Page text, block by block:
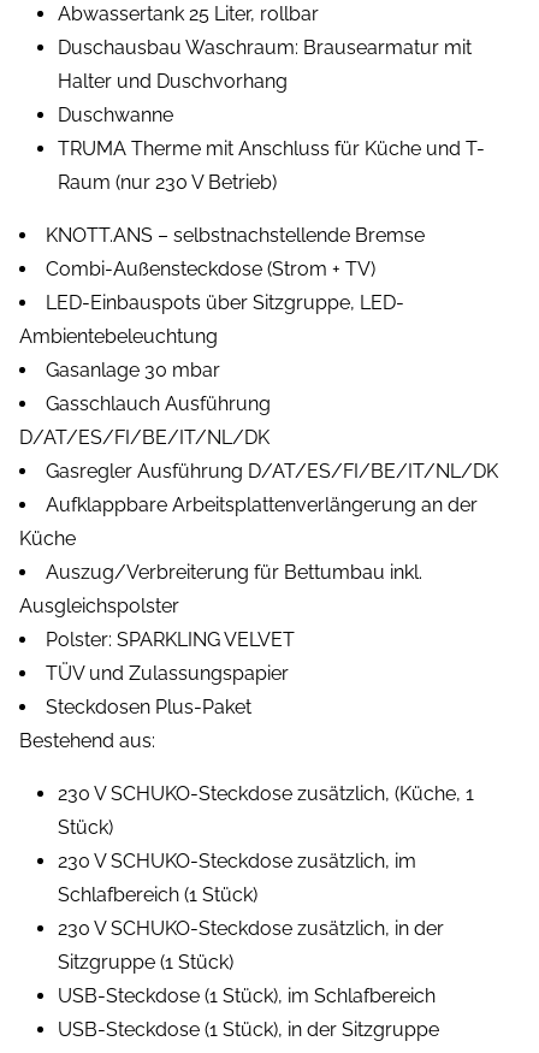
Abwassertank 25 Liter, rollbar
Duschausbau Waschraum: Brausearmatur mit
Halter und Duschvorhang
Duschwanne
TRUMA Therme mit Anschluss für Küche und T-
Raum (nur 230 V Betrieb)
KNOTT.ANS – selbstnachstellende Bremse
Combi-Außensteckdose (Strom + TV)
LED-Einbauspots über Sitzgruppe, LED-
Ambientebeleuchtung
Gasanlage 30 mbar
Gasschlauch Ausführung
D/AT/ES/FI/BE/IT/NL/DK
Gasregler Ausführung D/AT/ES/FI/BE/IT/NL/DK
Aufklappbare Arbeitsplattenverlängerung an der
Küche
Auszug/Verbreiterung für Bettumbau inkl.
Ausgleichspolster
Polster: SPARKLING VELVET
TÜV und Zulassungspapier
Steckdosen Plus-Paket
Bestehend aus:
230 V SCHUKO-Steckdose zusätzlich, (Küche, 1
Stück)
230 V SCHUKO-Steckdose zusätzlich, im
Schlafbereich (1 Stück)
230 V SCHUKO-Steckdose zusätzlich, in der
Sitzgruppe (1 Stück)
USB-Steckdose (1 Stück), im Schlafbereich
USB-Steckdose (1 Stück), in der Sitzgruppe